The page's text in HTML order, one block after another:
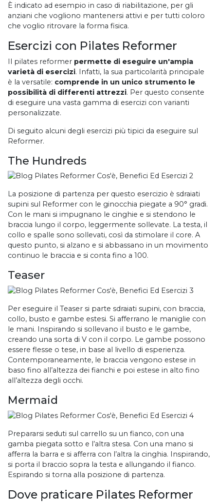
È indicato ad esempio in caso di riabilitazione, per gli
anziani che vogliono mantenersi attivi e per tutti coloro
che voglio ritrovare la forma fisica.
Esercizi con Pilates Reformer
Il pilates reformer permette di eseguire un'ampia
varietà di esercizi. Infatti, la sua particolarità principale
è la versatile: comprende in un unico strumento le
possibilità di differenti attrezzi. Per questo consente
di eseguire una vasta gamma di esercizi con varianti
personalizzate.
Di seguito alcuni degli esercizi più tipici da eseguire sul
Reformer.
The Hundreds
La posizione di partenza per questo esercizio è sdraiati
supini sul Reformer con le ginocchia piegate a 90° gradi.
Con le mani si impugnano le cinghie e si stendono le
braccia lungo il corpo, leggermente sollevate. La testa, il
collo e spalle sono sollevati, così da stimolare il core. A
questo punto, si alzano e si abbassano in un movimento
continuo le braccia e si conta fino a 100.
Teaser
Per eseguire il Teaser si parte sdraiati supini, con braccia,
collo, busto e gambe estesi. Si afferrano le maniglie con
le mani. Inspirando si sollevano il busto e le gambe,
creando una sorta di V con il corpo. Le gambe possono
essere flesse o tese, in base al livello di esperienza.
Contemporaneamente, le braccia vengono estese in
baso fino all’altezza dei fianchi e poi estese in alto fino
all’altezza degli occhi.
Mermaid
Prepararsi seduti sul carrello su un fianco, con una
gamba piegata sotto e l’altra stesa. Con una mano si
afferra la barra e si afferra con l’altra la cinghia. Inspirando,
si porta il braccio sopra la testa e allungando il fianco.
Espirando si torna alla posizione di partenza.
Dove praticare Pilates Reformer